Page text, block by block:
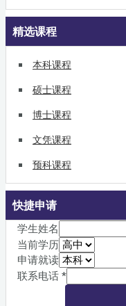
精选课程
本科课程
硕士课程
博士课程
文凭课程
预科课程
快捷申请
学生姓名
当前学历
申请就读
联系电话 *